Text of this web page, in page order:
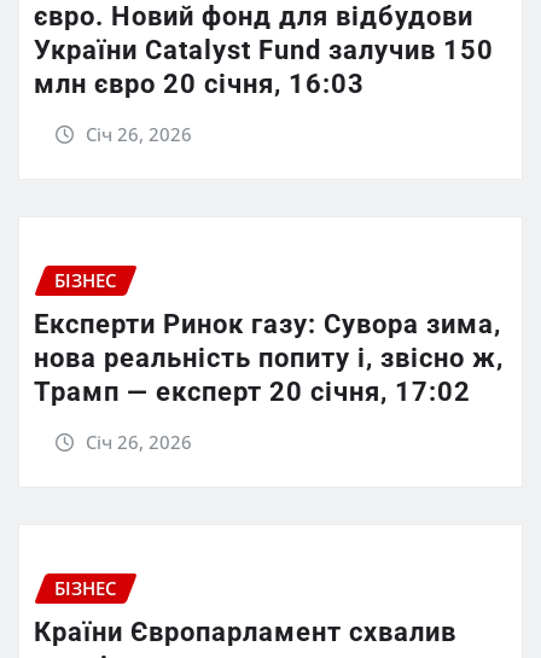
євро. Новий фонд для відбудови
України Catalyst Fund залучив 150
млн євро 20 січня, 16:03
Січ 26, 2026
БІЗНЕС
Експерти Ринок газу: Сувора зима,
нова реальність попиту і, звісно ж,
Трамп — експерт 20 січня, 17:02
Січ 26, 2026
БІЗНЕС
Країни Європарламент схвалив